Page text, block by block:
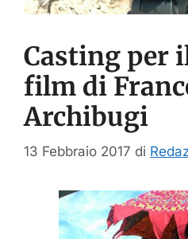
Casting per
film di
Archibugi
13 Febbraio 2017 di